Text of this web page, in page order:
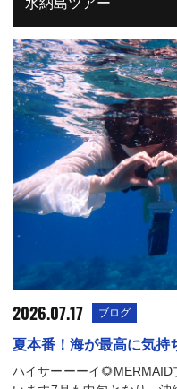
水納島ツアー
2026.07.17 ブログ
夏本番！海が最高に気
ハイサーーーイ